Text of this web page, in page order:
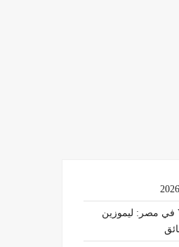
ايجار مرسيدس V_Class في مصر: ليموزين